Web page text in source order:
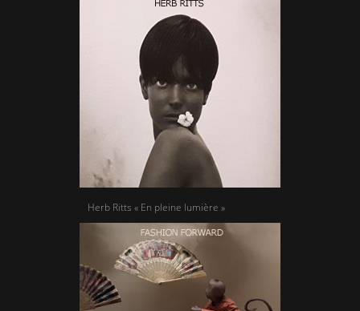
Herb Ritts « En pleine lumière »